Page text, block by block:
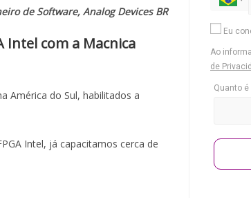
de Software, Analog Devices BR
Intel com a Macnica
América do Sul, habilitados a
Intel, já capacitamos cerca de
Eu
Ao
de
Quanto é